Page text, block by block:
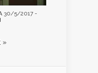
30/5/2017 -
»